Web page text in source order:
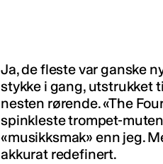
Ja, de fleste var ganske
stykke i gang, utstrukket
nesten rørende. «The
spinkleste trompet-
«musikksmak» enn jeg.
akkurat redefinert.